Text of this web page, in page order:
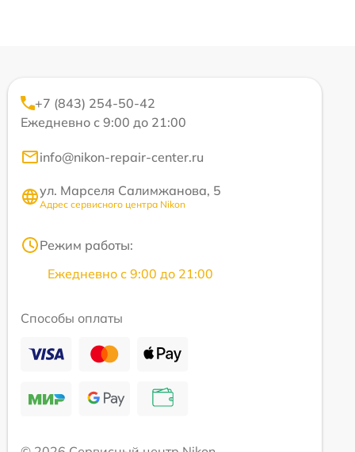
+7 (843) 254-50-42
Ежедневно с 9:00 до 21:00
info@nikon-repair-center.ru
ул. Марселя Салимжанова, 5
Адрес сервисного центра Nikon
Режим работы:
Ежедневно с 9:00 до 21:00
Способы оплаты